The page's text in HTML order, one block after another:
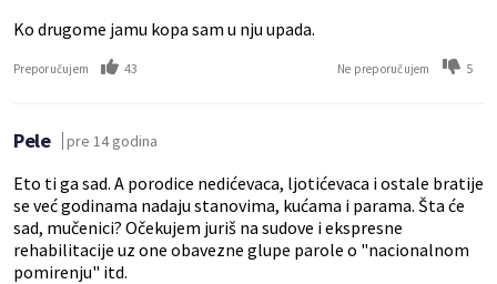
Ko drugome jamu kopa sam u nju upada.
Preporučujem 43 Ne preporučujem 5
Pele pre 14 godina
Eto ti ga sad. A porodice nedićevaca, ljotićevaca i ostale bratije
se već godinama nadaju stanovima, kućama i parama. Šta će
sad, mučenici? Očekujem juriš na sudove i ekspresne
rehabilitacije uz one obavezne glupe parole o "nacionalnom
pomirenju" itd.